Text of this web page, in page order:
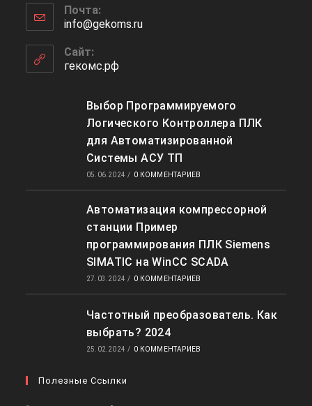
Почта:
info@gekoms.ru
Сайт:
гекомс.рф
Выбор Программируемого
Логического Контроллера ПЛК
для Автоматизированной
Системы АСУ ТП
05.06.2024 / 0 КОММЕНТАРИЕВ
Автоматизация компрессорной
станции Пример
программирования ПЛК Siemens
SIMATIC на WinCC SCADA
27.03.2024 / 0 КОММЕНТАРИЕВ
Частотный преобразователь. Как
выбрать? 2024
25.02.2024 / 0 КОММЕНТАРИЕВ
Полезные Ссылки